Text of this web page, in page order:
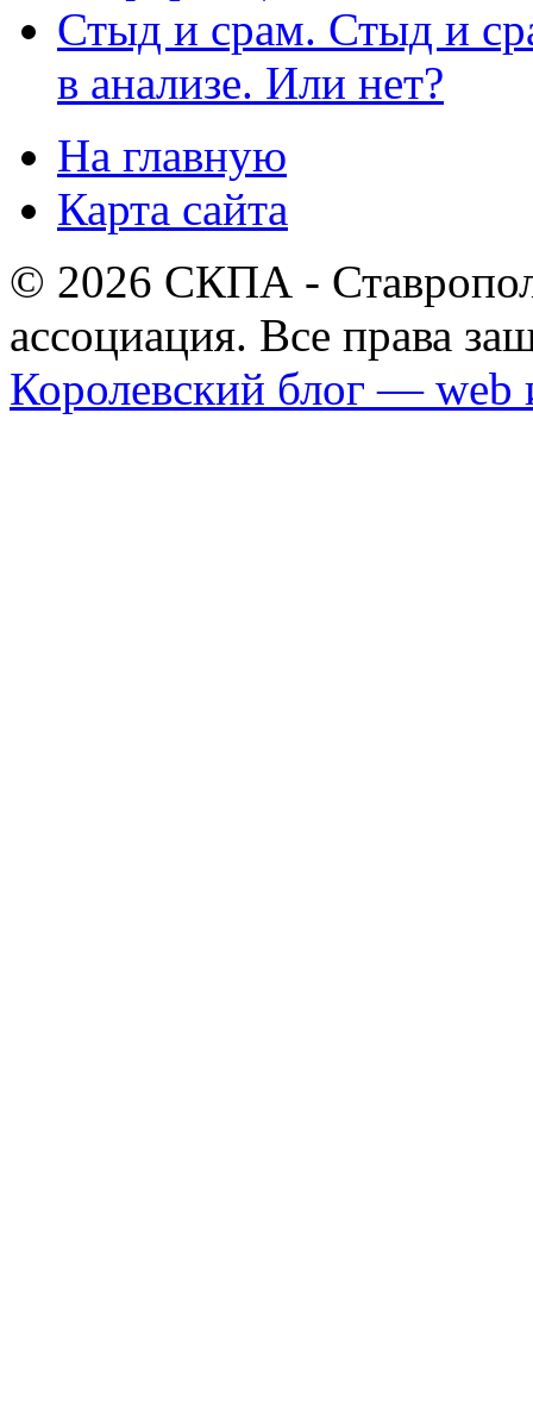
Стыд и срам. Стыд и
в анализе. Или нет?
На главную
Карта сайта
© 2026 СКПА -
ассоциация. Все права
Королевский блог — web